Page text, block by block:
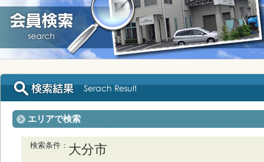
エリアで検索
検索条件 大分市